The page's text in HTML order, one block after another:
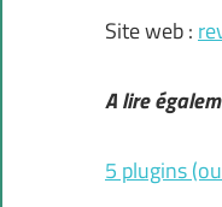
Site web :
A lire
5 plugins